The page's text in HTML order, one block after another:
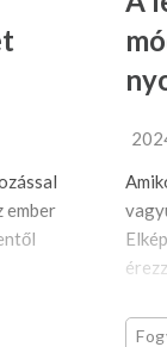
ember